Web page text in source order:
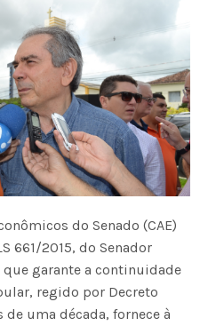
do Senado (CAE)
661/2015, do Senador
que garante a continuidade
regido por Decreto
uma década, fornece à